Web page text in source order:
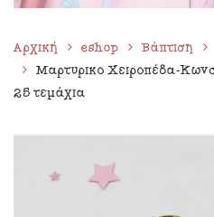
Αρχική eshop Βάπτιση
Μαρτυρικό Χειροπέδα-
25 τεμάχια